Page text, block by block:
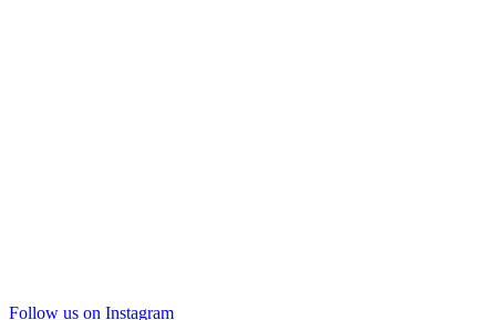
Follow us on Instagram